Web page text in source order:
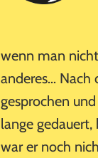
wenn man
anderes… Nach
gesprochen
lange
war er noch